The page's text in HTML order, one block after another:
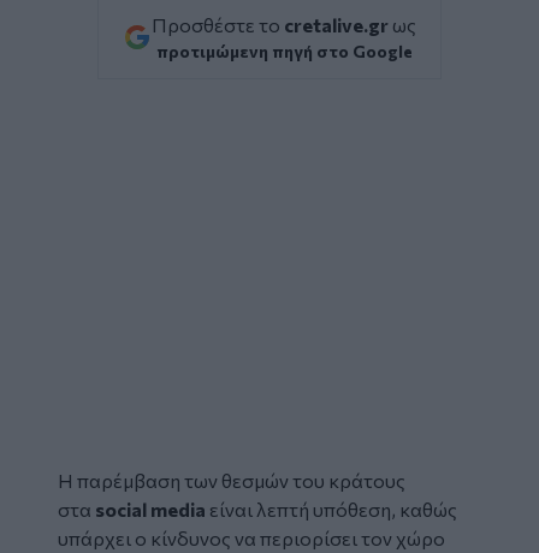
Προσθέστε το cretalive.gr ως
προτιμώμενη πηγή στο Google
Η παρέμβαση των θεσμών του κράτους
στα social media είναι λεπτή υπόθεση, καθώς
υπάρχει ο κίνδυνος να περιορίσει τον χώρο